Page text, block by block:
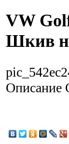
VW
Шкив
Описание